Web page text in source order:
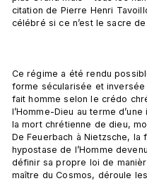
citation de Pierre Henri
célébré si ce n’est le sacre de
Ce régime a été rendu
forme sécularisée et inversée
fait homme selon le crédo
l’Homme-Dieu au terme
la mort chrétienne de dieu,
De Feuerbach à Nietzsche,
hypostase de l’Homme
définir sa propre loi de
maître du Cosmos, déroule